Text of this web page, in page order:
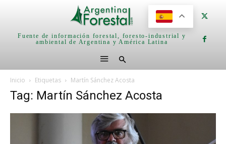
Fuente de información forestal, foresto-industrial y
ambiental de Argentina y América Latina
Inicio Etiquetas Martín Sánchez Acosta
Tag: Martín Sánchez Acosta